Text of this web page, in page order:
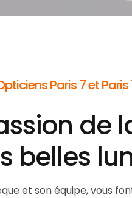
Paris 7 et Paris
de
belles
et son équipe, vous